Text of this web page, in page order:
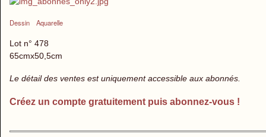
Dessin Aquarelle
Lot n° 478
65cmx50,5cm
Le détail des ventes est uniquement accessible aux abonnés.
Créez un compte gratuitement puis abonnez-vous !